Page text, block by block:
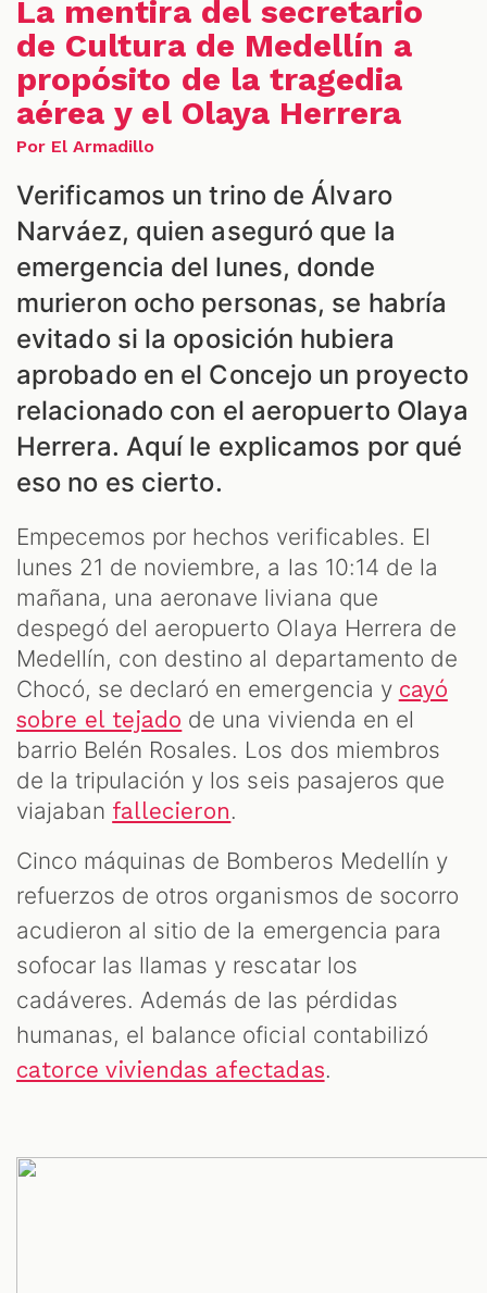
La mentira del secretario
de Cultura de Medellín a
propósito de la tragedia
aérea y el Olaya Herrera
Por El Armadillo
Verificamos un trino de Álvaro
Narváez, quien aseguró que la
emergencia del lunes, donde
murieron ocho personas, se habría
evitado si la oposición hubiera
aprobado en el Concejo un proyecto
relacionado con el aeropuerto Olaya
Herrera. Aquí le explicamos por qué
eso no es cierto.
Empecemos por hechos verificables. El
lunes 21 de noviembre, a las 10:14 de la
mañana, una aeronave liviana que
despegó del aeropuerto Olaya Herrera de
Medellín, con destino al departamento de
Chocó, se declaró en emergencia y cayó
sobre el tejado de una vivienda en el
barrio Belén Rosales. Los dos miembros
de la tripulación y los seis pasajeros que
viajaban fallecieron.
Cinco máquinas de Bomberos Medellín y
refuerzos de otros organismos de socorro
acudieron al sitio de la emergencia para
sofocar las llamas y rescatar los
cadáveres. Además de las pérdidas
humanas, el balance oficial contabilizó
catorce viviendas afectadas.